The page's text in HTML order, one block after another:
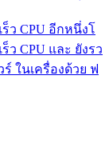
ว CPU อีกหนึ่งโ
CPU และ ยังรว
ในเครื่องด้วย ฟ